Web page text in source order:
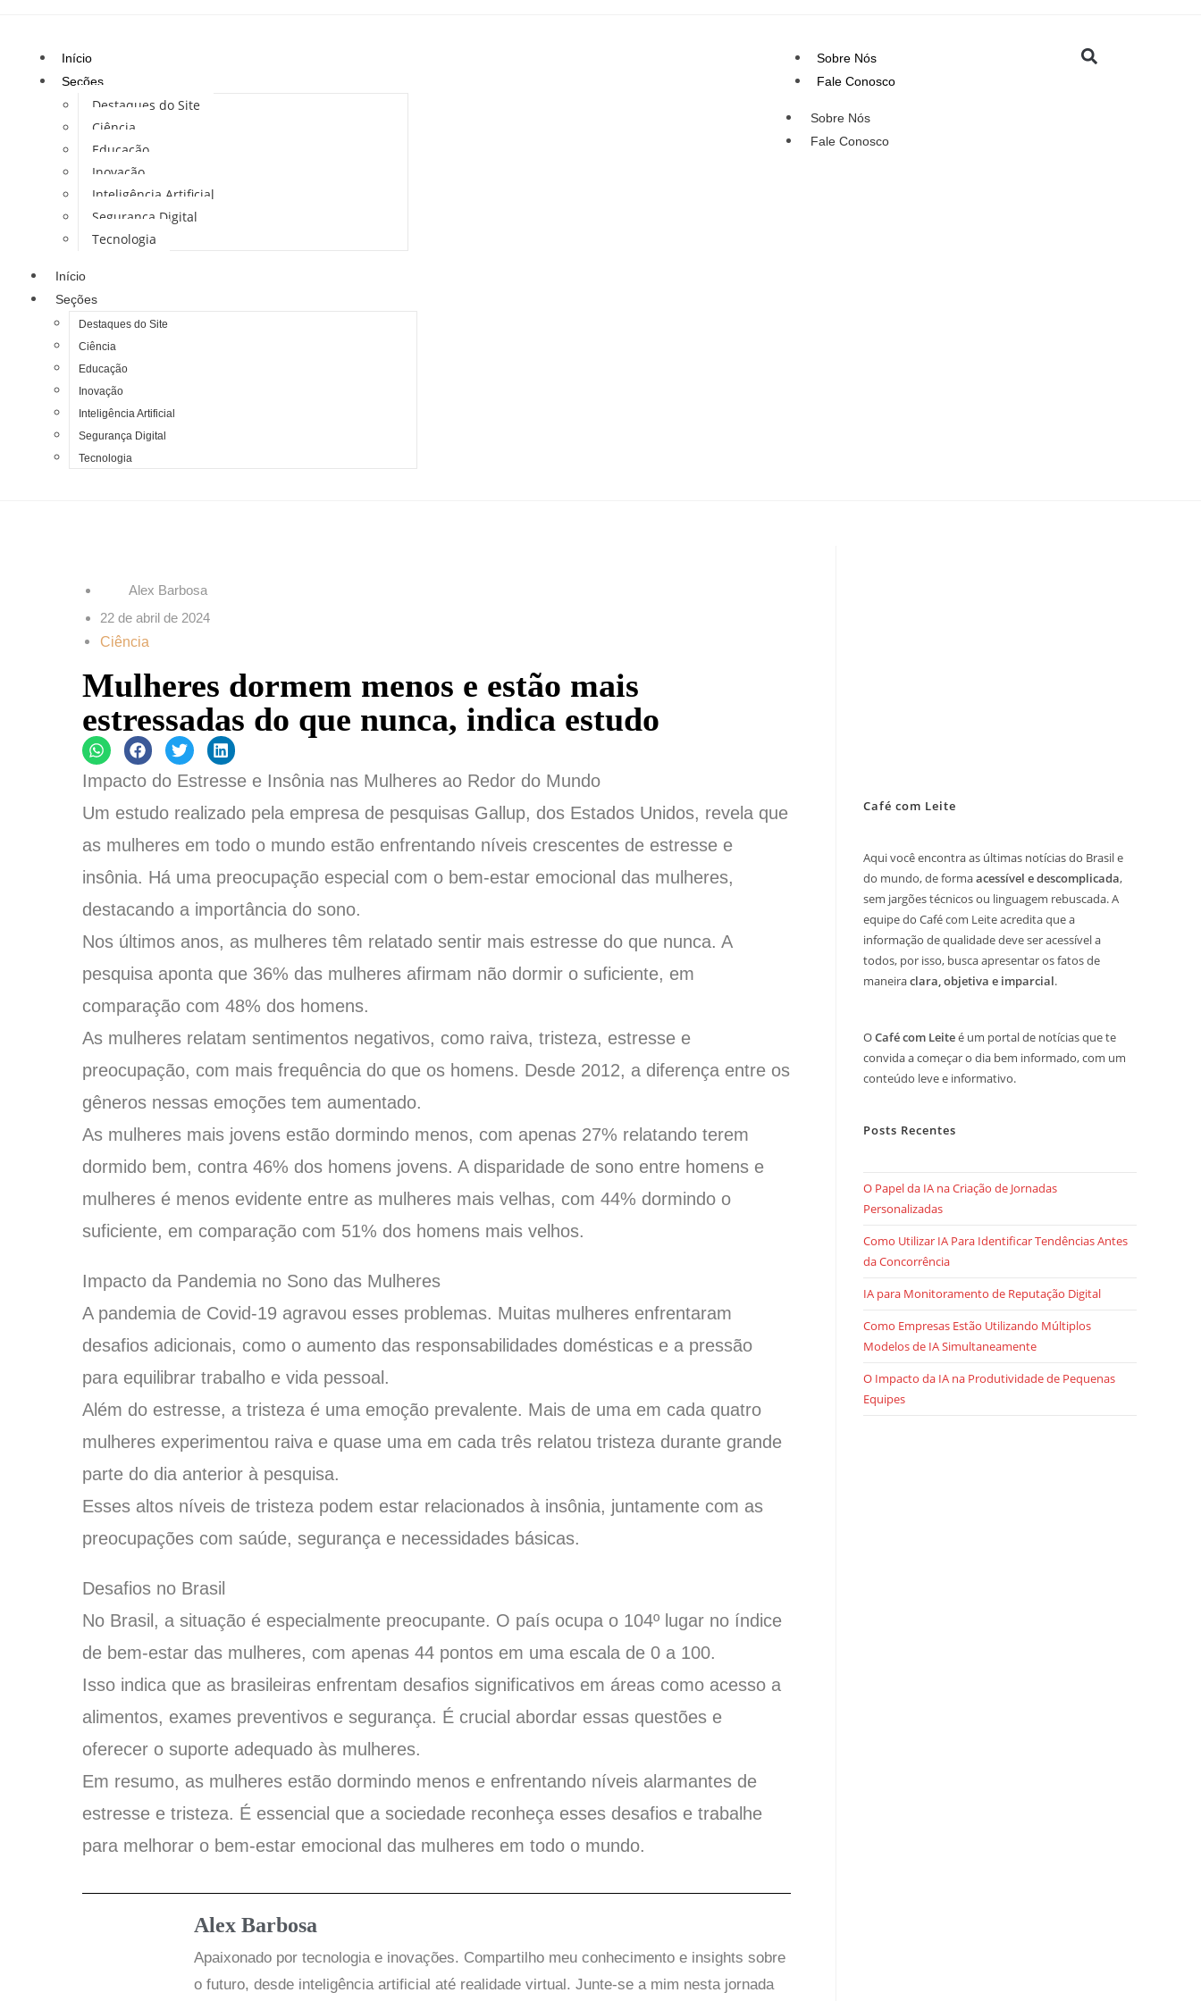
Início
Seções
Destaques do Site
Ciência
Educação
Inovação
Inteligência Artificial
Segurança Digital
Tecnologia
Início
Seções
Destaques do Site
Ciência
Educação
Inovação
Inteligência Artificial
Segurança Digital
Tecnologia
Sobre Nós
Fale Conosco
Sobre Nós
Fale Conosco
Alex Barbosa
22 de abril de 2024
Ciência
Mulheres dormem menos e estão mais
estressadas do que nunca, indica estudo
Impacto do Estresse e Insônia nas Mulheres ao Redor do Mundo
Um estudo realizado pela empresa de pesquisas Gallup, dos Estados Unidos, revela que
as mulheres em todo o mundo estão enfrentando níveis crescentes de estresse e
insônia. Há uma preocupação especial com o bem-estar emocional das mulheres,
destacando a importância do sono.
Nos últimos anos, as mulheres têm relatado sentir mais estresse do que nunca. A
pesquisa aponta que 36% das mulheres afirmam não dormir o suficiente, em
comparação com 48% dos homens.
As mulheres relatam sentimentos negativos, como raiva, tristeza, estresse e
preocupação, com mais frequência do que os homens. Desde 2012, a diferença entre os
gêneros nessas emoções tem aumentado.
As mulheres mais jovens estão dormindo menos, com apenas 27% relatando terem
dormido bem, contra 46% dos homens jovens. A disparidade de sono entre homens e
mulheres é menos evidente entre as mulheres mais velhas, com 44% dormindo o
suficiente, em comparação com 51% dos homens mais velhos.
Impacto da Pandemia no Sono das Mulheres
A pandemia de Covid-19 agravou esses problemas. Muitas mulheres enfrentaram
desafios adicionais, como o aumento das responsabilidades domésticas e a pressão
para equilibrar trabalho e vida pessoal.
Além do estresse, a tristeza é uma emoção prevalente. Mais de uma em cada quatro
mulheres experimentou raiva e quase uma em cada três relatou tristeza durante grande
parte do dia anterior à pesquisa.
Esses altos níveis de tristeza podem estar relacionados à insônia, juntamente com as
preocupações com saúde, segurança e necessidades básicas.
Desafios no Brasil
No Brasil, a situação é especialmente preocupante. O país ocupa o 104º lugar no índice
de bem-estar das mulheres, com apenas 44 pontos em uma escala de 0 a 100.
Isso indica que as brasileiras enfrentam desafios significativos em áreas como acesso a
alimentos, exames preventivos e segurança. É crucial abordar essas questões e
oferecer o suporte adequado às mulheres.
Em resumo, as mulheres estão dormindo menos e enfrentando níveis alarmantes de
estresse e tristeza. É essencial que a sociedade reconheça esses desafios e trabalhe
para melhorar o bem-estar emocional das mulheres em todo o mundo.
Alex Barbosa
Apaixonado por tecnologia e inovações. Compartilho meu conhecimento e insights sobre
o futuro, desde inteligência artificial até realidade virtual. Junte-se a mim nesta jornada
Café com Leite
Aqui você encontra as últimas notícias do Brasil e
do mundo, de formaacessível e descomplicada,
sem jargões técnicos ou linguagem rebuscada. A
equipe do Café com Leite acredita que a
informação de qualidade deve ser acessível a
todos, por isso, busca apresentar os fatos de
maneiraclara, objetiva e imparcial.
OCafé com Leiteé um portal de notícias que te
convida a começar o dia bem informado, com um
conteúdo leve e informativo.
Posts Recentes
O Papel da IA na Criação de Jornadas
Personalizadas
Como Utilizar IA Para Identificar Tendências Antes
da Concorrência
IA para Monitoramento de Reputação Digital
Como Empresas Estão Utilizando Múltiplos
Modelos de IA Simultaneamente
O Impacto da IA na Produtividade de Pequenas
Equipes